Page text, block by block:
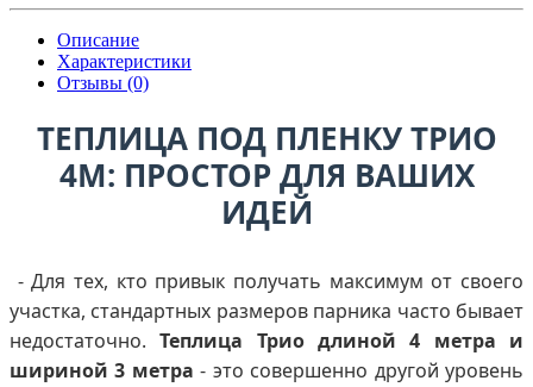
Описание
Характеристики
Отзывы (0)
ТЕПЛИЦА ПОД ПЛЕНКУ ТРИО
4М: ПРОСТОР ДЛЯ ВАШИХ
ИДЕЙ
- Для тех, кто привык получать максимум от своего
участка, стандартных размеров парника часто бывает
недостаточно.Теплица Трио длиной 4 метра и
шириной 3 метра - это совершенно другой уровень